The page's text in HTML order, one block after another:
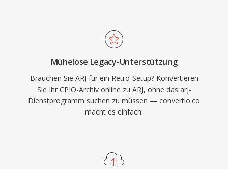
Mühelose Legacy-Unterstützung
Brauchen Sie ARJ für ein Retro-Setup? Konvertieren
Sie Ihr CPIO-Archiv online zu ARJ, ohne das arj-
Dienstprogramm suchen zu müssen — convertio.co
macht es einfach.